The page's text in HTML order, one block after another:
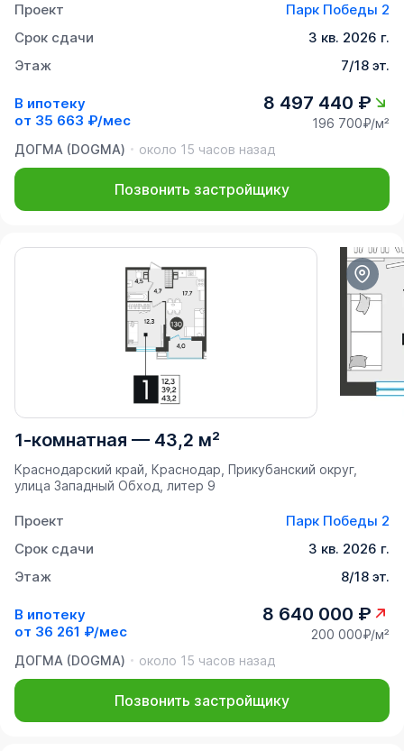
Проект
Парк Победы 2
Срок сдачи
3 кв. 2026 г.
Этаж
7/18 эт.
В ипотеку
от 35 663 ₽/мес
8 497 440 ₽
196 700₽/м²
ДОГМА (DOGMA)
около 15 часов назад
Позвонить застройщику
1-комнатная — 43,2 м²
Краснодарский край, Краснодар, Прикубанский округ,
улица Западный Обход, литер 9
Проект
Парк Победы 2
Срок сдачи
3 кв. 2026 г.
Этаж
8/18 эт.
В ипотеку
от 36 261 ₽/мес
8 640 000 ₽
200 000₽/м²
ДОГМА (DOGMA)
около 15 часов назад
Позвонить застройщику